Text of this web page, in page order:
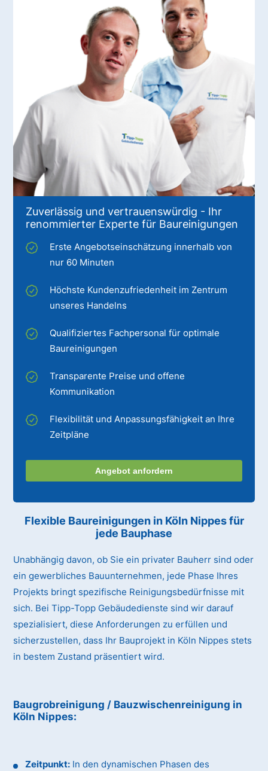
Zuverlässig und vertrauenswürdig - Ihr
renommierter Experte für Baureinigungen
Erste Angebotseinschätzung innerhalb von
nur 60 Minuten
Höchste Kundenzufriedenheit im Zentrum
unseres Handelns
Qualifiziertes Fachpersonal für optimale
Baureinigungen
Transparente Preise und offene
Kommunikation
Flexibilität und Anpassungsfähigkeit an Ihre
Zeitpläne
Angebot anfordern
Flexible Baureinigungen in Köln Nippesfür
jede Bauphase
Unabhängig davon, ob Sie ein privater Bauherr sind oder
ein gewerbliches Bauunternehmen, jede Phase Ihres
Projekts bringt spezifische Reinigungsbedürfnisse mit
sich. Bei Tipp-Topp Gebäudedienste sind wir darauf
spezialisiert, diese Anforderungen zu erfüllen und
sicherzustellen, dass Ihr Bauprojekt in Köln Nippes stets
in bestem Zustand präsentiert wird.
Baugrobreinigung / Bauzwischenreinigung in
Köln Nippes:
Zeitpunkt: In den dynamischen Phasen des